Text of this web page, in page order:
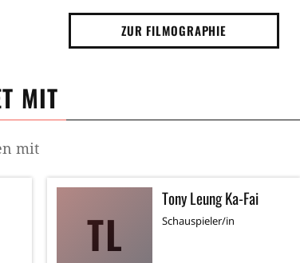
ZUR FILMOGRAPHIE
MIT
mit
TL
Tony Leung Ka-Fai
Schauspieler/in